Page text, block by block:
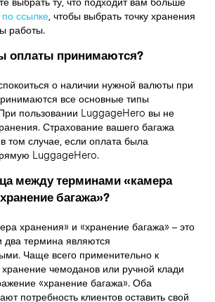
по ссылке, чтобы выбрать точку хранения
работы.
оплаты принимаются?
о наличии нужной валюты при
все основные типы
При пользовании LuggageHero вы не
Страхование вашего багажа
в том случае, если оплата была
LuggageHero.
между терминами «камера
багажа»?
хранения» и «хранение багажа» – это
термина являются
Чаще всего применительно к
чемоданов или ручной клади
«хранение багажа». Оба
потребность клиентов оставить свой